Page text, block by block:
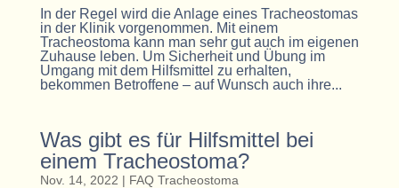
In der Regel wird die Anlage eines Tracheostomas
in der Klinik vorgenommen. Mit einem
Tracheostoma kann man sehr gut auch im eigenen
Zuhause leben. Um Sicherheit und Übung im
Umgang mit dem Hilfsmittel zu erhalten,
bekommen Betroffene – auf Wunsch auch ihre...
Was gibt es für Hilfsmittel bei
einem Tracheostoma?
Nov. 14, 2022 | FAQ Tracheostoma